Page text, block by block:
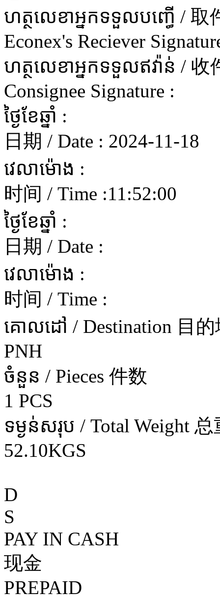
ហត្ថលេខាអ្នកទទួលបញ្ធើ / 取
Econex's Reciever
ហត្ថលេខាអ្នកទទួលឥវ៉ាន់ /
Consignee Signature :
ថ្ងៃខែឆ្នាំ :
日期 / Date : 2024-11-18
វេលាម៉ោង :
时间 / Time :11:52:00
ថ្ងៃខែឆ្នាំ :
日期 / Date :
វេលាម៉ោង :
时间 / Time :
គោលដៅ / Destination 目的
PNH
ចំនួន / Pieces 件数
1 PCS
ទម្ងន់សរុប / Total Weight 总
52.10KGS
D
S
PAY IN CASH
现金
PREPAID